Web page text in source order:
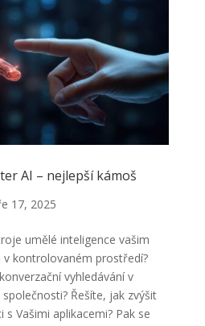
AI – nejlepší kámoš
17, 2025
umělé inteligence vašim
kontrolovaném prostředí?
vyhledávání v
Řešíte, jak zvýšit
Vašimi aplikacemi? Pak se